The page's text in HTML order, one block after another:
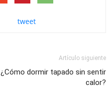
tweet
Artículo siguiente
¿Cómo dormir tapado sin sentir
calor?